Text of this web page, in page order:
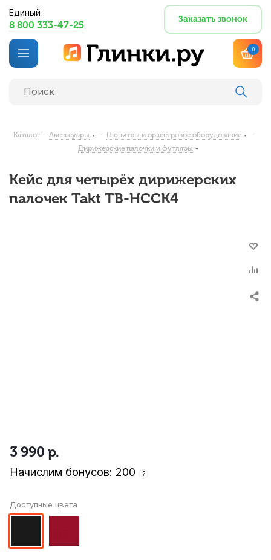
Единый
8 800 333-47-25
Заказать звонок
0
Каталог - Аксессуары - Пюпитры и оркестровое оборудование
-
Дирижерские палочки и футляры
Кейс для четырёх дирижерских
палочек Takt TB-HCCK4
3 990 р.
Начислим бонусов: 200 ?
Доступные цвета